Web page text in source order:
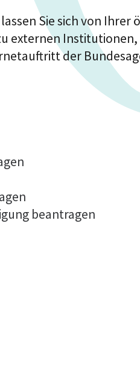
Sie sich von
der
beantragen